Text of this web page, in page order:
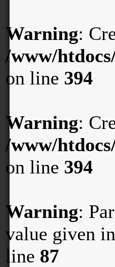
Warning:
/www/
on line 394
Warning:
/www/
on line 394
Warning:
value given in
line 87